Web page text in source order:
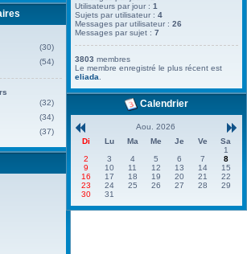
(30)
(54)
(32)
(34)
(37)
Utilisateurs par jour :1
Sujets par utilisateur :4
Messages par utilisateur :26
Messages par sujet :7
3803 membres
Le membre enregistré le plus récent est
eliada
Calendrier
Aou. 2026
Di
Lu Ma Me Je Ve
Sa
1
2
3 4 5 6 7
8
9
10 11 12 13 14
15
16
17 18 19 20 21
22
23
24 25 26 27 28
29
30
31